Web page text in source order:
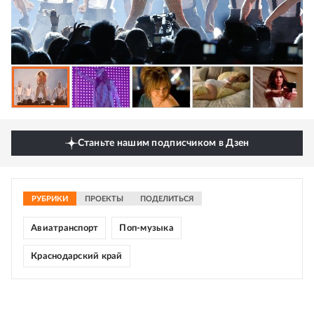
Станьте нашим подписчиком в Дзен
РУБРИКИ ПРОЕКТЫ ПОДЕЛИТЬСЯ
Авиатранспорт Поп-музыка
Краснодарский край